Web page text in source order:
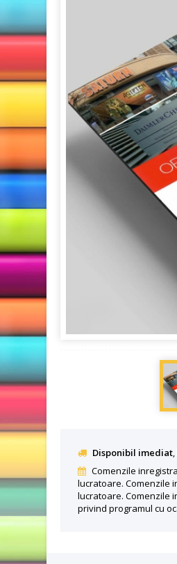
Disponibil imediat
Comenzile
lucratoare. Comenzile
lucratoare. Comenzile
privind programul cu